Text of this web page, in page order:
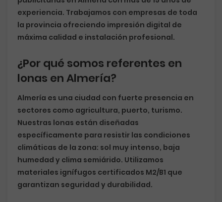
experiencia. Trabajamos con empresas de toda
la provincia ofreciendo impresión digital de
máxima calidad e instalación profesional.
¿Por qué somos referentes en
lonas en Almería?
Almería es una ciudad con fuerte presencia en
sectores como agricultura, puerto, turismo.
Nuestras lonas están diseñadas
específicamente para resistir las condiciones
climáticas de la zona: sol muy intenso, baja
humedad y clima semiárido. Utilizamos
materiales ignífugos certificados M2/B1 que
garantizan seguridad y durabilidad.